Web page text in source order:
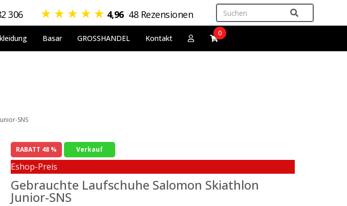
306 ★ ★ ★ ★ ★ 4,96 48 Rezensionen
Basar GROSSHANDEL Kontakt
0
SNS
RABATT 48 % Verkauf
Eshop-Preis
Gebrauchte Laufschuhe Salomon Skiathlon
Junior-SNS